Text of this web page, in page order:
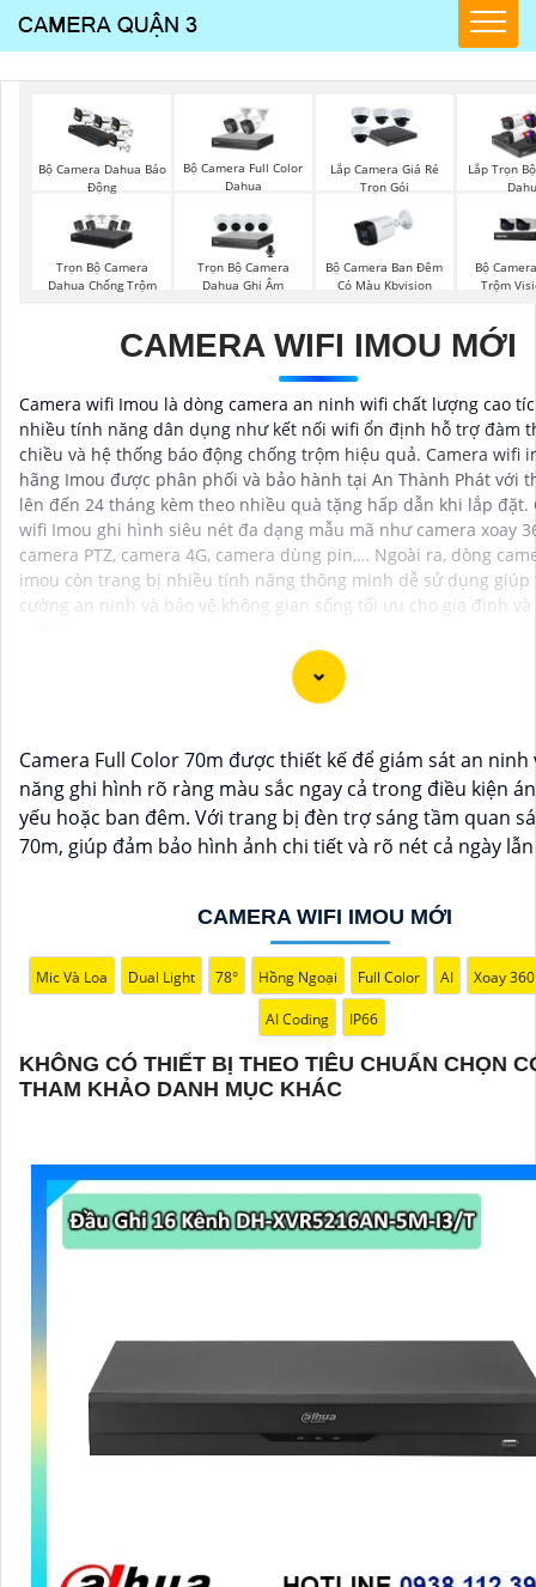
Bộ Camera Dahua Báo
Động
Bộ Camera Full Color
Dahua
Lắp Camera Giá Rẻ
Trọn Gói
Lắp Trọn
Trọn Bộ Camera
Dahua Chống Trộm
Trọn Bộ Camera
Dahua Ghi Âm
Bộ Camera Ban Đêm
Có Màu Kbvision
Bộ
Trộm
CAMERA WIFI IMOU MỚI
Camera wifi Imou là dòng camera an ninh wifi chất lượng cao
nhiều tính năng dân dụng như kết nối wifi ổn định hỗ trợ đàm
chiều và hệ thống báo động chống trộm hiệu quả. Camera wifi
hãng Imou được phân phối và bảo hành tại An Thành Phát với
lên đến 24 tháng kèm theo nhiều quà tặng hấp dẫn khi lắp đặt.
wifi Imou ghi hình siêu nét đa dạng mẫu mã như camera xoay
camera PTZ, camera 4G, camera dùng pin,… Ngoài ra, dòng
imou còn trang bị nhiều tính năng thông minh dễ sử dụng giúp
cường an ninh và bảo vệ không gian sống tối ưu cho gia đình
Camera Full Color 70m được thiết kế để giám sát an ninh
năng ghi hình rõ ràng màu sắc ngay cả trong điều kiện
yếu hoặc ban đêm. Với trang bị đèn trợ sáng tầm quan
70m, giúp đảm bảo hình ảnh chi tiết và rõ nét cả ngày
CAMERA WIFI IMOU MỚI
Mic Và Loa Dual Light 78° Hồng Ngoại Full Color AI Xoay 360
AI Coding IP66
KHÔNG CÓ THIẾT BỊ THEO TIÊU CHUẨN CHỌN
THAM KHẢO DANH MỤC KHÁC